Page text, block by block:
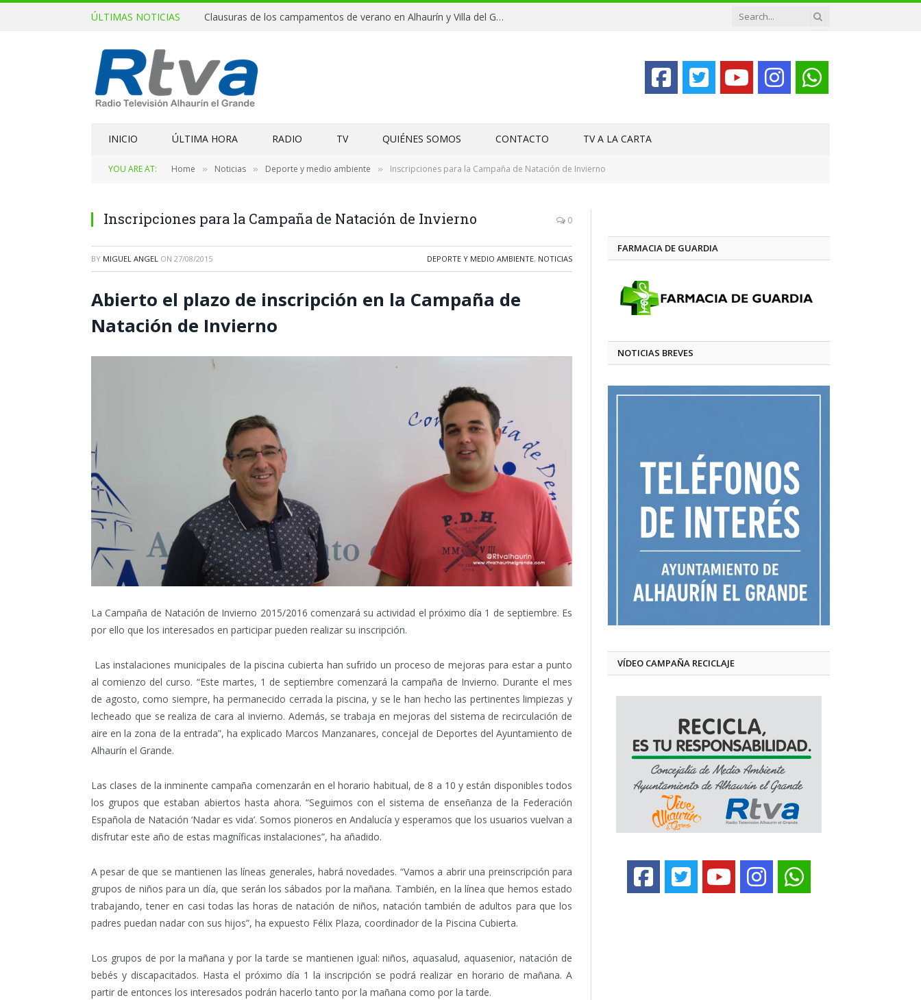
ÚLTIMAS NOTICIAS Clausuras de los campamentos de verano en Alhaurín y Villa del Guadalhorce 2026
INICIO ÚLTIMA HORA RADIO TV QUIÉNES SOMOS CONTACTO TV A LA CARTA
YOU ARE AT: Home » Noticias » Deporte y medio ambiente » Inscripciones para la Campaña de Natación de Invierno
Inscripciones para la Campaña de Natación de Invierno 0
BY MIGUEL ANGEL ON 27/08/2015 DEPORTE Y MEDIO AMBIENTE, NOTICIAS
Abierto el plazo de inscripción en la Campaña de
Natación de Invierno
La Campaña de Natación de Invierno 2015/2016 comenzará su actividad el próximo día 1 de septiembre. Es
por ello que los interesados en participar pueden realizar su inscripción.
Las instalaciones municipales de la piscina cubierta han sufrido un proceso de mejoras para estar a punto
al comienzo del curso. “Este martes, 1 de septiembre comenzará la campaña de Invierno. Durante el mes
de agosto, como siempre, ha permanecido cerrada la piscina, y se le han hecho las pertinentes limpiezas y
lecheado que se realiza de cara al invierno. Además, se trabaja en mejoras del sistema de recirculación de
aire en la zona de la entrada”, ha explicado Marcos Manzanares, concejal de Deportes del Ayuntamiento de
Alhaurín el Grande.
Las clases de la inminente campaña comenzarán en el horario habitual, de 8 a 10 y están disponibles todos
los grupos que estaban abiertos hasta ahora. “Seguimos con el sistema de enseñanza de la Federación
Española de Natación ‘Nadar es vida’. Somos pioneros en Andalucía y esperamos que los usuarios vuelvan a
disfrutar este año de estas magníficas instalaciones”, ha añadido.
A pesar de que se mantienen las líneas generales, habrá novedades. “Vamos a abrir una preinscripción para
grupos de niños para un día, que serán los sábados por la mañana. También, en la línea que hemos estado
trabajando, tener en casi todas las horas de natación de niños, natación también de adultos para que los
padres puedan nadar con sus hijos”, ha expuesto Félix Plaza, coordinador de la Piscina Cubierta.
Los grupos de por la mañana y por la tarde se mantienen igual: niños, aquasalud, aquasenior, natación de
bebés y discapacitados. Hasta el próximo día 1 la inscripción se podrá realizar en horario de mañana. A
partir de entonces los interesados podrán hacerlo tanto por la mañana como por la tarde.
FARMACIA DE GUARDIA
NOTICIAS BREVES
VÍDEO CAMPAÑA RECICLAJE